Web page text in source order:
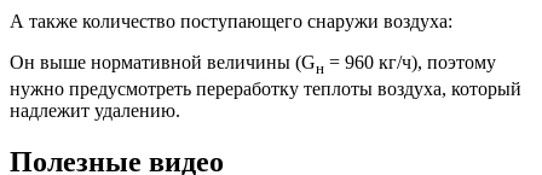
А также количество поступающего снаружи воздуха:
Он выше нормативной величины (Gн = 960 кг/ч), поэтому
нужно предусмотреть переработку теплоты воздуха, который
надлежит удалению.
Полезные видео